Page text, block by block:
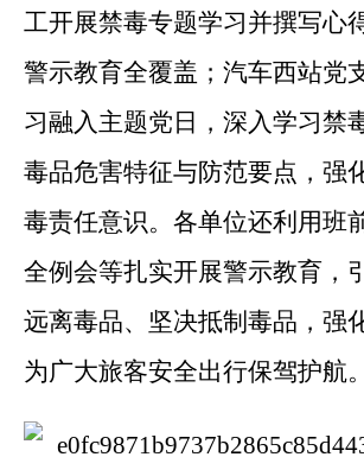
工开展禁毒专题学习并撰写心
警示教育全覆盖；汽车西站党
习融入主题党日，深入学习禁
毒品危害特征与防范要点，强
毒责任意识。各单位还利用班
全例会等扎实开展警示教育，
远离毒品、坚决抵制毒品，强
为广大旅客安全出行保驾护航。